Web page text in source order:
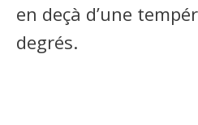
en deçà d’une
degrés.